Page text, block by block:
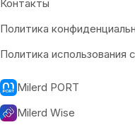
Контакты
Политика
Политика использования
Milerd PORT
Milerd Wise